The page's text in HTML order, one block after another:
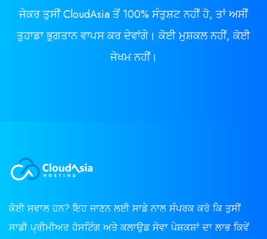
ਜੇਕਰ ਤੁਸੀਂ CloudAsia ਤੋਂ 100% ਸੰਤੁਸ਼ਟ ਨਹੀਂ ਹੋ, ਤਾਂ ਅਸੀਂ
ਤੁਹਾਡਾ ਭੁਗਤਾਨ ਵਾਪਸ ਕਰ ਦੇਵਾਂਗੇ। ਕੋਈ ਮੁਸ਼ਕਲ ਨਹੀਂ, ਕੋਈ
ਜੋਖਮ ਨਹੀਂ।
ਕੋਈ ਸਵਾਲ ਹਨ? ਇਹ ਜਾਣਨ ਲਈ ਸਾਡੇ ਨਾਲ ਸੰਪਰਕ ਕਰੋ ਕਿ ਤੁਸੀਂ
ਸਾਡੀ ਪ੍ਰੀਮੀਅਰ ਹੋਸਟਿੰਗ ਅਤੇ ਕਲਾਉਡ ਸੇਵਾ ਪੇਸ਼ਕਸ਼ਾਂ ਦਾ ਲਾਭ ਕਿਵੇਂ